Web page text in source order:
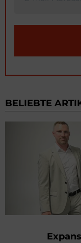
BELIEBTE